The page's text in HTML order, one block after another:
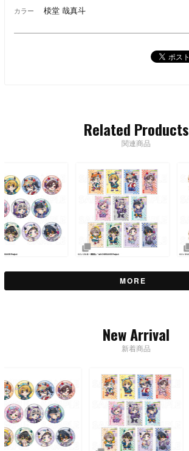
カラー 棪堂 哉真斗
Related Products
関連商品
MORE
New Arrival
新着商品